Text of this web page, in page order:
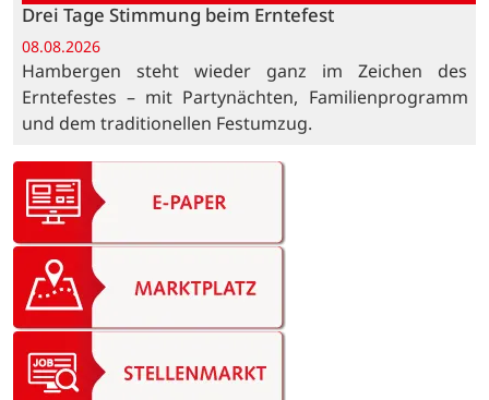
Drei Tage Stimmung beim Erntefest
08.08.2026
Hambergen steht wieder ganz im Zeichen des
Erntefestes – mit Partynächten, Familienprogramm
und dem traditionellen Festumzug.